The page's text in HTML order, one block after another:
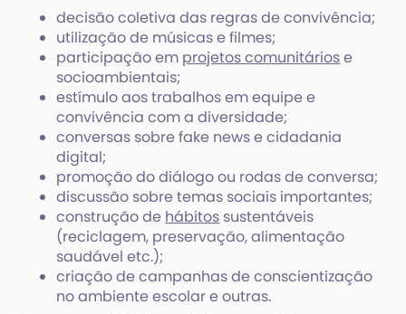
decisão coletiva das regras de convivência;
utilização de músicas e filmes;
participação em projetos comunitáriose
socioambientais;
estímulo aos trabalhos em equipe e
convivência com a diversidade;
conversas sobre fake news e cidadania
digital;
promoção do diálogo ou rodas de conversa;
discussão sobre temas sociais importantes;
construção de hábitos sustentáveis
(reciclagem, preservação, alimentação
saudável etc.);
criação de campanhas de conscientização
no ambiente escolar e outras.